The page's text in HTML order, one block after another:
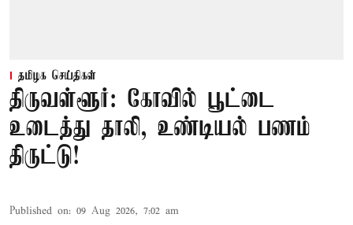
தமிழக செய்திகள்
திருவள்ளூர்: கோவில் பூட்டை
உடைத்து தாலி, உண்டியல் பணம்
திருட்டு!
Published on: 09 Aug 2026, 7:02 am